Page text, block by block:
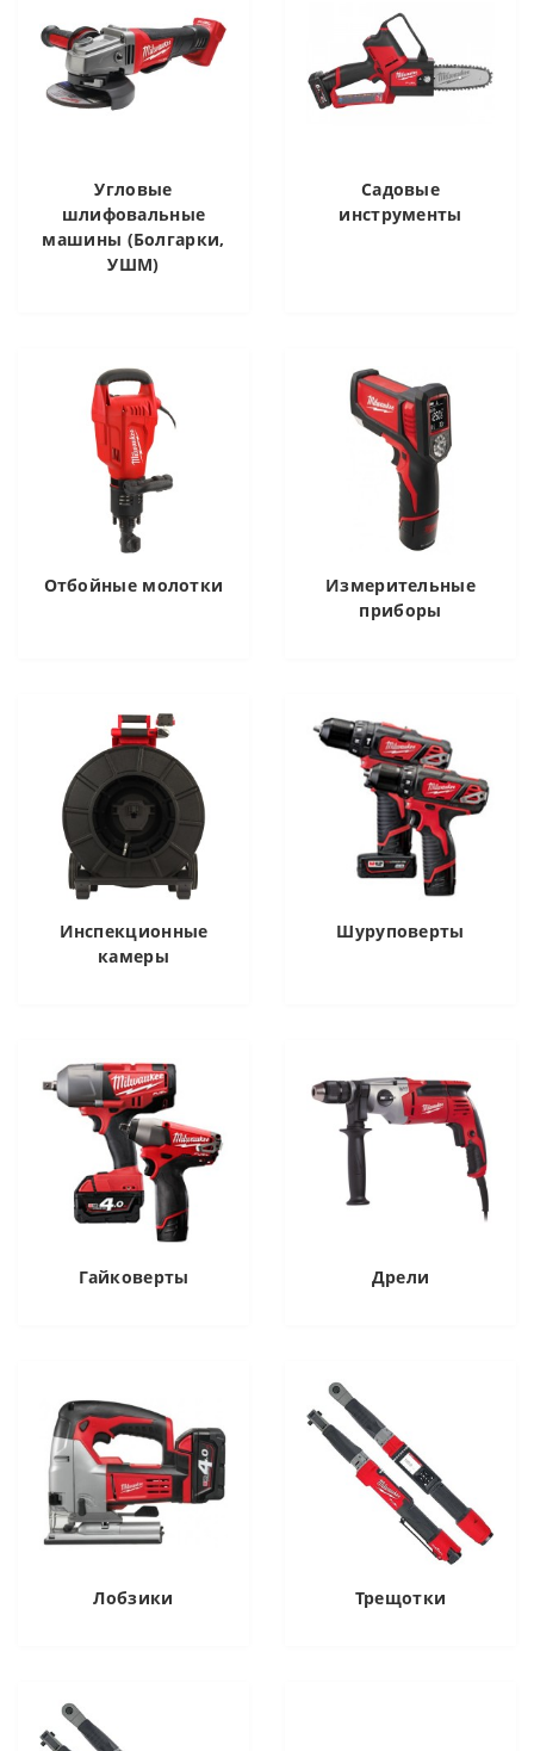
Угловые
шлифовальные
машины (Болгарки,
УШМ)
Садовые
инструменты
Отбойные молотки
Измерительные
приборы
Инспекционные
камеры
Шуруповерты
Гайковерты Дрели
Лобзики Трещотки